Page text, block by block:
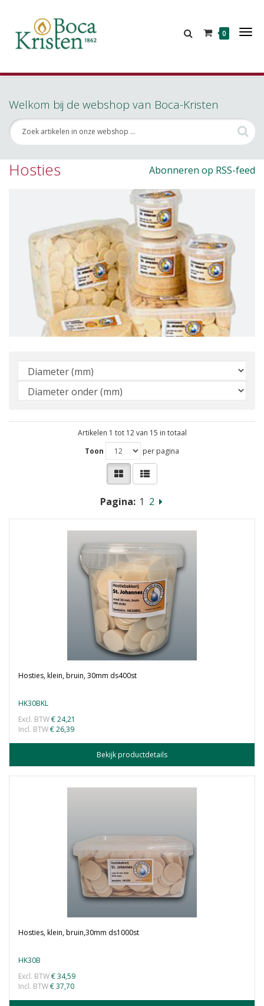
0
Welkom bij de webshop van Boca-Kristen
Abonneren op RSS-feed
Hosties
Artikelen 1 tot 12 van 15 in totaal
Toon
per pagina
Pagina: 1 2
Hosties, klein, bruin, 30mm ds400st
HK30BKL
Excl. BTW€ 24,21
Incl. BTW€ 26,39
Bekijk productdetails
Hosties, klein, bruin,30mm ds1000st
HK30B
Excl. BTW€ 34,59
Incl. BTW€ 37,70